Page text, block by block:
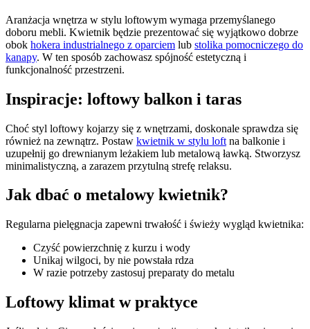
Aranżacja wnętrza w stylu loftowym wymaga przemyślanego
doboru mebli. Kwietnik będzie prezentować się wyjątkowo dobrze
obok hokera industrialnego z oparciem lub stolika pomocniczego do
kanapy. W ten sposób zachowasz spójność estetyczną i
funkcjonalność przestrzeni.
Inspiracje: loftowy balkon i taras
Choć styl loftowy kojarzy się z wnętrzami, doskonale sprawdza się
również na zewnątrz. Postaw kwietnik w stylu loft na balkonie i
uzupełnij go drewnianym leżakiem lub metalową ławką. Stworzysz
minimalistyczną, a zarazem przytulną strefę relaksu.
Jak dbać o metalowy kwietnik?
Regularna pielęgnacja zapewni trwałość i świeży wygląd kwietnika:
Czyść powierzchnię z kurzu i wody
Unikaj wilgoci, by nie powstała rdza
W razie potrzeby zastosuj preparaty do metalu
Loftowy klimat w praktyce